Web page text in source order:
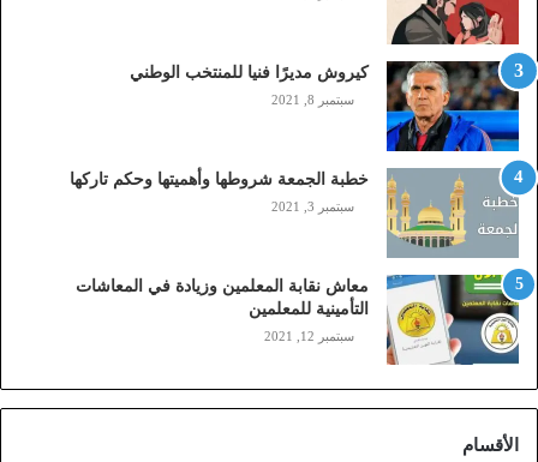
,
م
و
ب
ا
ي
ل
ي
ز
ي
ن
)
ا
كيروش مديرًا فنيا للمنتخب الوطني
سبتمبر 8, 2021
خطبة الجمعة شروطها وأهميتها وحكم تاركها
سبتمبر 3, 2021
معاش نقابة المعلمين وزيادة في المعاشات
التأمينية للمعلمين
سبتمبر 12, 2021
الأقسام